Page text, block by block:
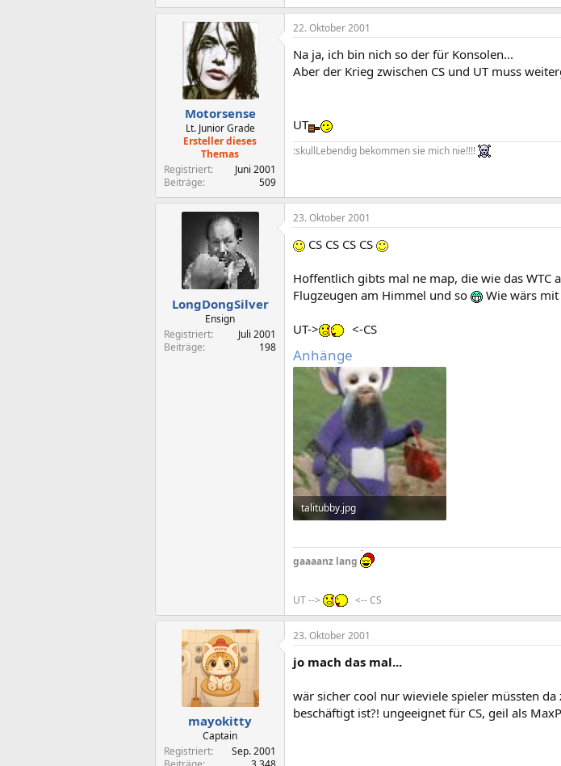
Motorsense
Lt. Junior Grade
Ersteller dieses
Themas
Registriert
Juni 2001
Beiträge
509
22. Oktober 2001
Na ja, ich bin nich so der für Konsolen...
Aber der Krieg zwischen CS und UT muss
UT
:skullLebendig bekommen sie mich nie!!!!
LongDongSilver
Ensign
Registriert
Juli 2001
Beiträge
198
23. Oktober 2001
CS CS CS CS
Hoffentlich gibts mal ne map, die wie das
Flugzeugen am Himmel und so
Wie wärs
UT-> <-CS
Anhänge
talitubby.jpg
gaaaanz lang
UT --> <-- CS
mayokitty
Captain
Registriert
Sep. 2001
23. Oktober 2001
jo mach das mal...
wär sicher cool nur wieviele spieler müssten
beschäftigt ist?! ungeeignet für CS, geil als